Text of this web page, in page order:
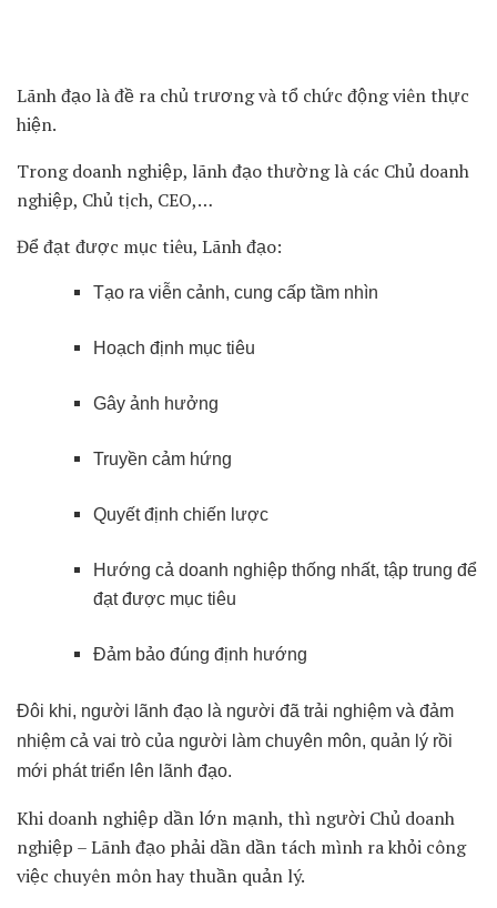
Lãnh đạo là đề ra chủ trương và tổ chức động viên thực
hiện.
Trong doanh nghiệp, lãnh đạo thường là các Chủ doanh
nghiệp, Chủ tịch, CEO,…
Để đạt được mục tiêu, Lãnh đạo:
Tạo ra viễn cảnh, cung cấp tầm nhìn
Hoạch định mục tiêu
Gây ảnh hưởng
Truyền cảm hứng
Quyết định chiến lược
Hướng cả doanh nghiệp thống nhất, tập trung để
đạt được mục tiêu
Đảm bảo đúng định hướng
Đôi khi, người lãnh đạo là người đã trải nghiệm và đảm
nhiệm cả vai trò của người làm chuyên môn, quản lý rồi
mới phát triển lên lãnh đạo.
Khi doanh nghiệp dần lớn mạnh, thì người Chủ doanh
nghiệp – Lãnh đạo phải dần dần tách mình ra khỏi công
việc chuyên môn hay thuần quản lý.